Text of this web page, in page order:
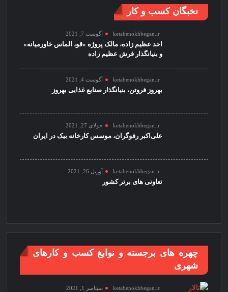
نخبگان کسب و کار
ketabenokhbegan.ir آگوست 7, 2021
احد عظیم زاده، مالک پروژه «قو، الماس خاورمیانه»
و بنیانگذار فرش عظیم زاده
ketabenokhbegan.ir آگوست 4, 2021
بهروز فروتن، بنیانگذار صنایع غذایی بهروز
ketabenokhbegan.ir جولای 27, 2021
علی‌اکبر رفوگران، موسس کارخانه بیک در ایران
ketabenokhbegan.ir آوریل 26, 2021
تعاونی های برتر کشور
چهره های برجسته و نوابغ کسب و کارهای
شهری
ketabenokhbegan.ir سپتامبر 1, 2021